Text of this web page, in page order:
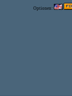
Optionen: